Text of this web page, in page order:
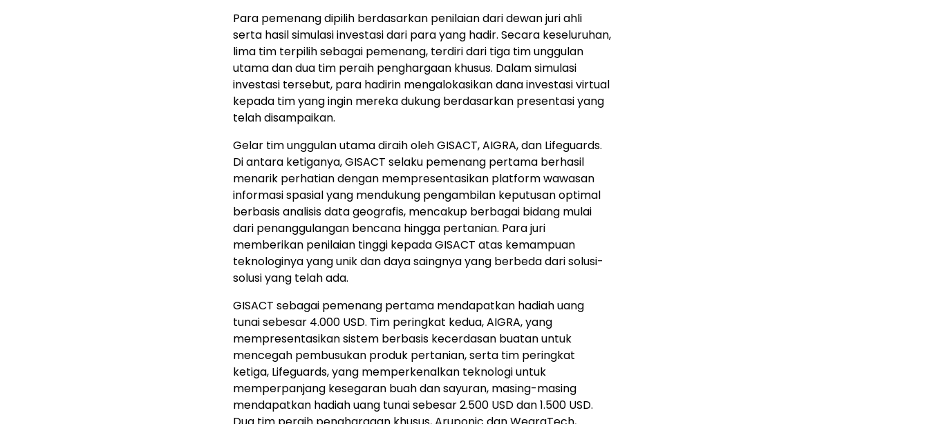
Para pemenang dipilih berdasarkan penilaian dari dewan juri ahli
serta hasil simulasi investasi dari para yang hadir. Secara keseluruhan,
lima tim terpilih sebagai pemenang, terdiri dari tiga tim unggulan
utama dan dua tim peraih penghargaan khusus. Dalam simulasi
investasi tersebut, para hadirin mengalokasikan dana investasi virtual
kepada tim yang ingin mereka dukung berdasarkan presentasi yang
telah disampaikan.
Gelar tim unggulan utama diraih oleh GISACT, AIGRA, dan Lifeguards.
Di antara ketiganya, GISACT selaku pemenang pertama berhasil
menarik perhatian dengan mempresentasikan platform wawasan
informasi spasial yang mendukung pengambilan keputusan optimal
berbasis analisis data geografis, mencakup berbagai bidang mulai
dari penanggulangan bencana hingga pertanian. Para juri
memberikan penilaian tinggi kepada GISACT atas kemampuan
teknologinya yang unik dan daya saingnya yang berbeda dari solusi-
solusi yang telah ada.
GISACT sebagai pemenang pertama mendapatkan hadiah uang
tunai sebesar 4.000 USD. Tim peringkat kedua, AIGRA, yang
mempresentasikan sistem berbasis kecerdasan buatan untuk
mencegah pembusukan produk pertanian, serta tim peringkat
ketiga, Lifeguards, yang memperkenalkan teknologi untuk
memperpanjang kesegaran buah dan sayuran, masing-masing
mendapatkan hadiah uang tunai sebesar 2.500 USD dan 1.500 USD.